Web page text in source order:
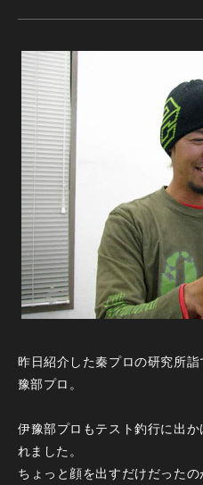
昨日紹介した秦プロの研究所
豫部プロ。
伊豫部プロもテスト釣行に出
れました。
ちょっと顔を出すだけだった